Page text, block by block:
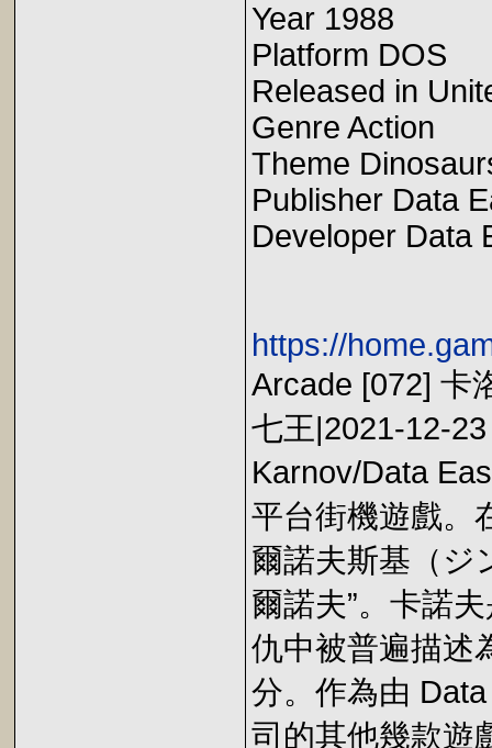
Year 1988
Platform DOS
Released in
Genre Action
Theme
Publisher Data
Developer Data
https://
Arcade [072] 卡
七王|2021-12-
Karnov/Data
平台街機遊戲。
爾諾夫斯基（ジ
爾諾夫”。卡諾
仇中被普遍描述
分。作為由
司的其他幾款遊